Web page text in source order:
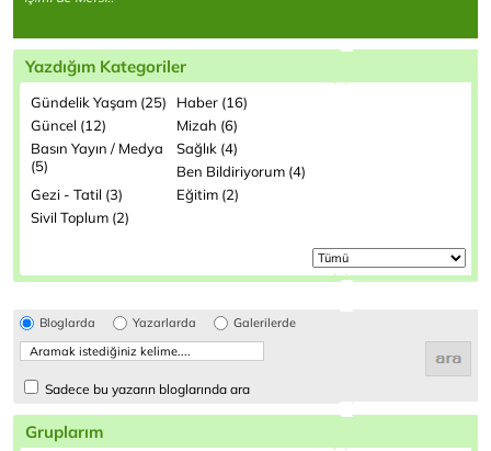
Yazdığım Kategoriler
Gündelik Yaşam (25)
Haber (16)
Güncel (12)
Mizah (6)
Basın Yayın / Medya
(5)
Sağlık (4)
Ben Bildiriyorum (4)
Gezi - Tatil (3)
Eğitim (2)
Sivil Toplum (2)
Bloglarda Yazarlarda Galerilerde
Sadece bu yazarın bloglarında ara
Gruplarım